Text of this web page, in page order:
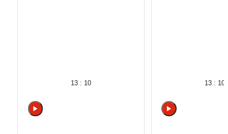
13 : 10 13 : 10